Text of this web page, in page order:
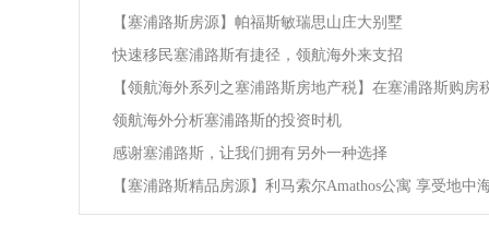
【塞浦路斯房源】帕福斯敏瑞思山庄大别墅
快速移民塞浦路斯有捷径，领航海外来支招
【领航海外系列之塞浦路斯房地产税】在塞浦路斯购房
领航海外分析塞浦路斯的投资时机
感谢塞浦路斯，让我们拥有另外一种选择
【塞浦路斯精品房源】利马索尔Amathos公寓 享受地中